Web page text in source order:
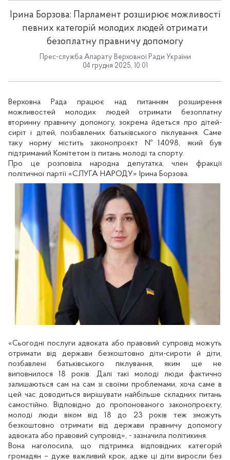
Ірина Борзова: Парламент розширює можливості
певних категорій молодих людей отримати
безоплатну правничу допомогу
Прес-служба Апарату Верховної Ради України
04 грудня 2025, 10:01
Верховна Рада працює над питанням розширення
можливостей молодих людей отримати безоплатну
вторинну правничу допомогу, зокрема йдеться про дітей-
сиріт і дітей, позбавлених батьківського піклування. Саме
таку норму містить законопроєкт №14098, який був
підтриманий Комітетом із питань молоді та спорту.
Про це розповіла народна депутатка, член фракції
політичної партії «СЛУГА НАРОДУ» Ірина Борзова.
«Сьогодні послуги адвоката або правовий супровід можуть
отримати від держави безкоштовно діти-сироти й діти,
позбавлені батьківського піклування, яким ще не
виповнилося 18 років. Далі такі молоді люди фактично
залишаються сам на сам зі своїми проблемами, хоча саме в
цей час доводиться вирішувати найбільше складних питань
самостійно. Відповідно до пропонованого законопроєкту,
молоді люди віком від 18 до 23 років теж зможуть
безкоштовно отримати від держави правничу допомогу
адвоката або правовий супровід», - зазначила політикиня.
Вона наголосила, що підтримка відповідних категорій
громадян – дуже важливий крок, адже ці діти виросли без